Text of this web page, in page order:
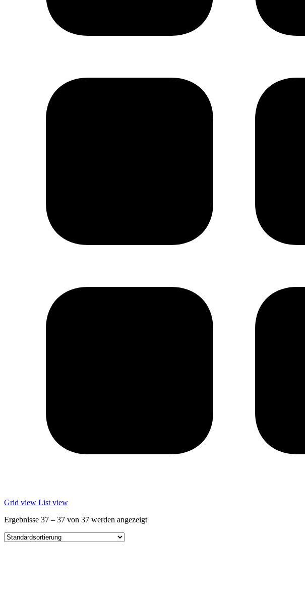
Grid view List view
Ergebnisse 37 – 37 von 37 werden angezeigt